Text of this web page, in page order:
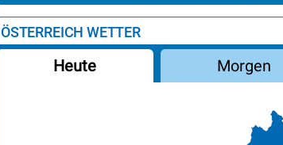
ÖSTERREICH WETTER
Heute Morgen